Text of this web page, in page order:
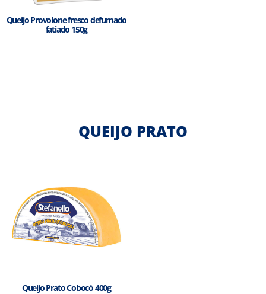
Queijo Provolone fresco defumado
fatiado 150g
QUEIJO PRATO
Queijo Prato Cobocó 400g